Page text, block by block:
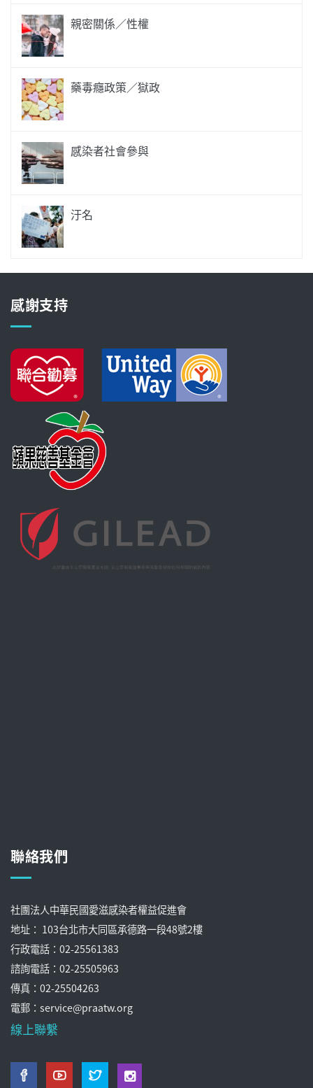
親密關係／性權
藥毒癮政策／獄政
感染者社會參與
汙名
感謝支持
聯絡我們
社團法人中華民國愛滋感染者權益促進會
地址： 103台北市大同區承德路一段48號2樓
行政電話：02-25561383
諮詢電話：02-25505963
傳真：02-25504263
電郵：service@praatw.org
線上聯繫